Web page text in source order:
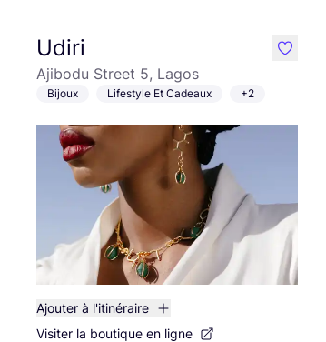
Udiri
Ajibodu Street 5, Lagos
Bijoux Lifestyle Et Cadeaux +2
Ajouter à l'itinéraire
Visiter la boutique en ligne
like